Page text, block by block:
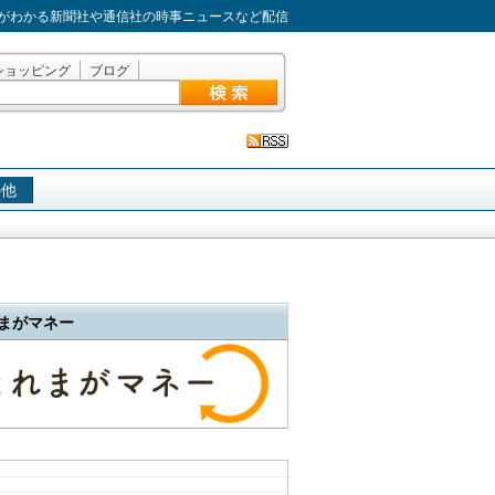
わかる新聞社や通信社の時事ニュースなど配信
ョッピング ブログ
がマネー